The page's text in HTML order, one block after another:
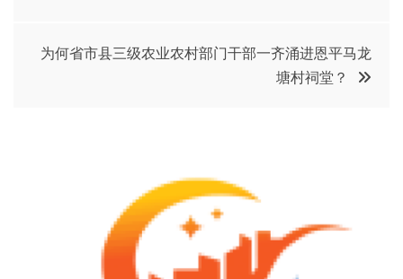
为何省市县三级农业农村部门干部一齐涌进恩平马龙
塘村祠堂？